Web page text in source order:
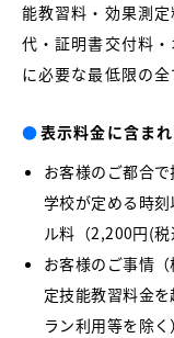
能教習料・効果測
代・証明書交付料
に必要な最低限の全
●表示料金に含ま
お客様のご都合
学校が定める時
ル料（2,200円(税
お客様のご事情
定技能教習料金
ラン利用等を除